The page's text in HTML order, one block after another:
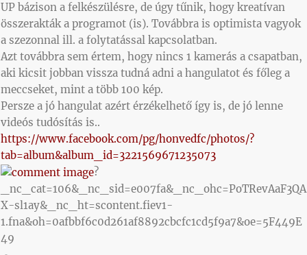
UP bázison a felkészülésre, de úgy tűnik, hogy kreatívan
összerakták a programot (is). Továbbra is optimista vagyok
a szezonnal ill. a folytatással kapcsolatban.
Azt továbbra sem értem, hogy nincs 1 kamerás a csapatban,
aki kicsit jobban vissza tudná adni a hangulatot és főleg a
meccseket, mint a több 100 kép.
Persze a jó hangulat azért érzékelhető így is, de jó lenne
videós tudósítás is..
https://www.facebook.com/pg/honvedfc/photos/?
tab=album&album_id=3221569671235073
?
_nc_cat=106&_nc_sid=e007fa&_nc_ohc=PoTRevAaF3QA
X-sl1ay&_nc_ht=scontent.fiev1-
1.fna&oh=0afbbf6c0d261af8892cbcfc1cd5f9a7&oe=5F449E
49